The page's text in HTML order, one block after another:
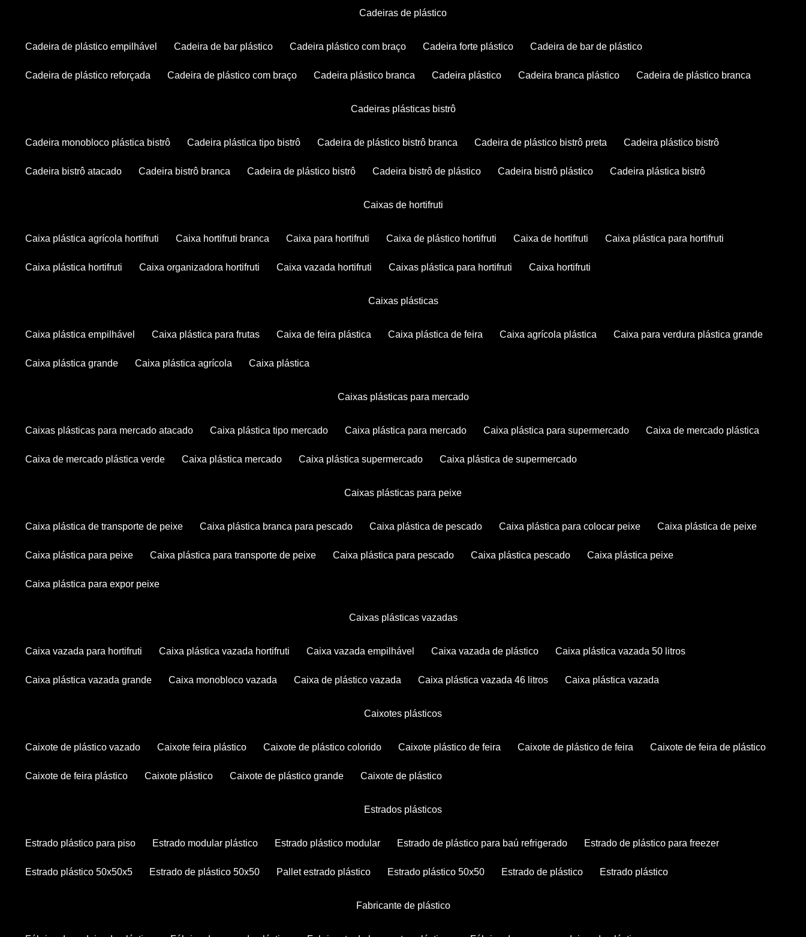
cadeiras de plástico
cadeira de plástico empilhável cadeira de bar plástico cadeira plástico com braço cadeira forte plástico cadeira de bar de plástico
cadeira de plástico reforçada cadeira de plástico com braço cadeira plástico branca cadeira plástico cadeira branca plástico cadeira de plástico branca
cadeiras plásticas bistrô
cadeira monobloco plástica bistrô cadeira plástica tipo bistrô cadeira de plástico bistrô branca cadeira de plástico bistrô preta cadeira plástico bistrô
cadeira bistrô atacado cadeira bistrô branca cadeira de plástico bistrô cadeira bistrô de plástico cadeira bistrô plástico cadeira plástica bistrô
caixas de hortifruti
caixa plástica agrícola hortifruti caixa hortifruti branca caixa para hortifruti caixa de plástico hortifruti caixa de hortifruti caixa plástica para hortifruti
caixa plástica hortifruti caixa organizadora hortifruti caixa vazada hortifruti caixas plástica para hortifruti caixa hortifruti
caixas plásticas
caixa plástica empilhável caixa plástica para frutas caixa de feira plástica caixa plástica de feira caixa agrícola plástica caixa para verdura plástica grande
caixa plástica grande caixa plástica agrícola caixa plástica
caixas plásticas para mercado
caixas plásticas para mercado atacado caixa plástica tipo mercado caixa plástica para mercado caixa plástica para supermercado caixa de mercado plástica
caixa de mercado plástica verde caixa plástica mercado caixa plástica supermercado caixa plástica de supermercado
caixas plásticas para peixe
caixa plástica de transporte de peixe caixa plástica branca para pescado caixa plástica de pescado caixa plástica para colocar peixe caixa plástica de peixe
caixa plástica para peixe caixa plástica para transporte de peixe caixa plástica para pescado caixa plástica pescado caixa plástica peixe
caixa plástica para expor peixe
caixas plásticas vazadas
caixa vazada para hortifruti caixa plástica vazada hortifruti caixa vazada empilhável caixa vazada de plástico caixa plástica vazada 50 litros
caixa plástica vazada grande caixa monobloco vazada caixa de plástico vazada caixa plástica vazada 46 litros caixa plástica vazada
caixotes plásticos
caixote de plástico vazado caixote feira plástico caixote de plástico colorido caixote plástico de feira caixote de plástico de feira caixote de feira de plástico
caixote de feira plástico caixote plástico caixote de plástico grande caixote de plástico
estrados plásticos
estrado plástico para piso estrado modular plástico estrado plástico modular estrado de plástico para baú refrigerado estrado de plástico para freezer
estrado plástico 50x50x5 estrado de plástico 50x50 pallet estrado plástico estrado plástico 50x50 estrado de plástico estrado plástico
fabricante de plástico